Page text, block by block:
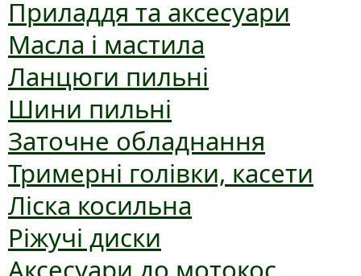
Приладдя та аксесуари
Масла і мастила
Ланцюги пильні
Шини пильні
Заточне обладнання
Тримерні голівки, касети
Ліска косильна
Ріжучі диски